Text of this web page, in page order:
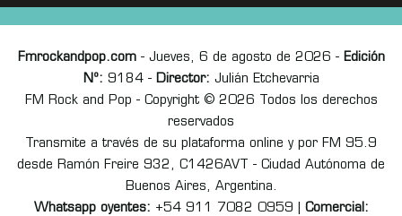
Fmrockandpop.com- Jueves, 6 de agosto de 2026 - Edición
Nº: 9184 - Director: Julián Etchevarria
FM Rock and Pop - Copyright © 2026 Todos los derechos
reservados
Transmite a través de su plataforma online y por FM 95.9
desde Ramón Freire 932, C1426AVT - Ciudad Autónoma de
Buenos Aires, Argentina.
Whatsapp oyentes: +54 911 7082 0959 | Comercial: